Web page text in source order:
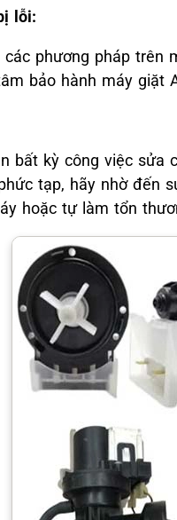
lỗi:
phương pháp trên
bảo hành máy
bất kỳ công việc sửa
tạp, hãy nhờ đến
hoặc tự làm tổn